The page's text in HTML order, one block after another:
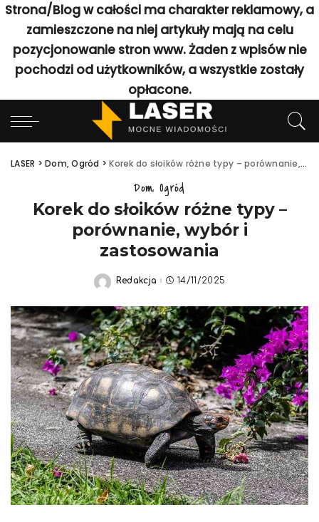
Strona/Blog w całości ma charakter reklamowy, a
zamieszczone na niej artykuły mają na celu
pozycjonowanie stron www. Żaden z wpisów nie
pochodzi od użytkowników, a wszystkie zostały
opłacone.
LASER >Dom, Ogród >Korek do słoików różne typy – porównanie, wybór i zastosowania
Dom, Ogród
Korek do słoików różne typy –
porównanie, wybór i
zastosowania
Posted
Redakcja 14/11/2025